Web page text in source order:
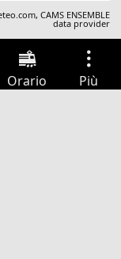
,CAMS ENSEMBLE
data provider
Orario Più